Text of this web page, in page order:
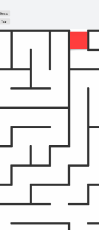
игры! Пригласите